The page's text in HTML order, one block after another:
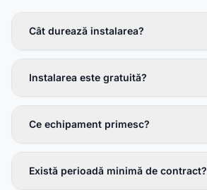
Cât durează instalarea?
Instalarea este gratuită?
Ce echipament primesc?
Există perioadă minimă de contract?